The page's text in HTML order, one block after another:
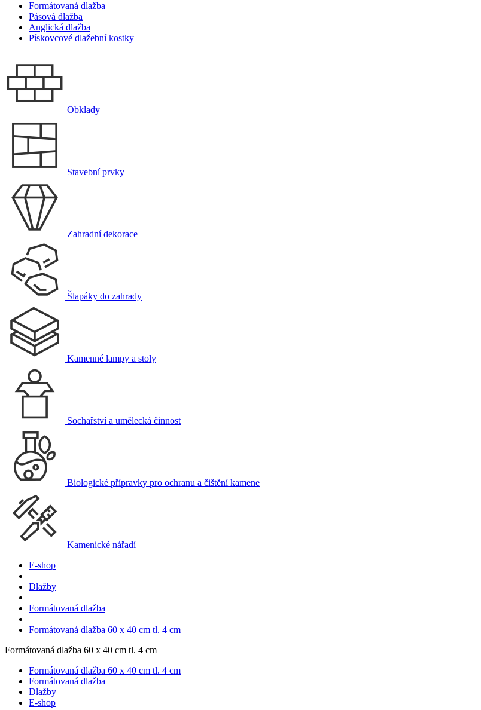
Formátovaná dlažba
Pásová dlažba
Anglická dlažba
Pískovcové dlažební kostky
Obklady
Stavební prvky
Zahradní dekorace
Šlapáky do zahrady
Kamenné lampy a stoly
Sochařství a umělecká činnost
Biologické přípravky pro ochranu a čištění kamene
Kamenické nářadí
E-shop
Dlažby
Formátovaná dlažba
Formátovaná dlažba 60 x 40 cm tl. 4 cm
Formátovaná dlažba 60 x 40 cm tl. 4 cm
Formátovaná dlažba 60 x 40 cm tl. 4 cm
Formátovaná dlažba
Dlažby
E-shop